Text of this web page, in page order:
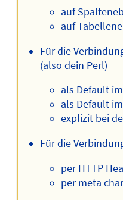
auf
auf
Für die
(also dein Perl)
als Default
als Default
explizit bei
Für die
per HTTP
per meta